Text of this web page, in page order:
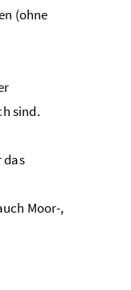
(ohne
sind.
das
Moor-,